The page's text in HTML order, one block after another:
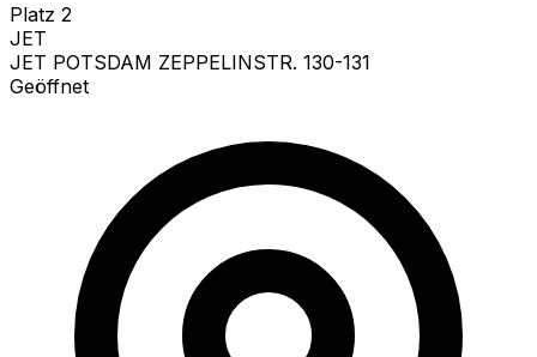
Platz 2
JET
JET POTSDAM ZEPPELINSTR. 130-131
Geöffnet